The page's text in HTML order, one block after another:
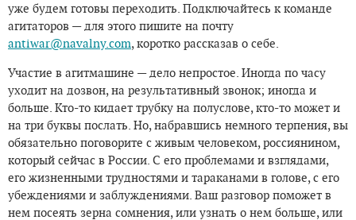
уже будем готовы переходить. Подключайтесь к команде
агитаторов — для этого пишите на почту
antiwar@navalny.com, коротко рассказав о себе.
Участие в агитмашине — дело непростое. Иногда по часу
уходит на дозвон, на результативный звонок; иногда и
больше. Кто-то кидает трубку на полуслове, кто-то может и
на три буквы послать. Но, набравшись немного терпения, вы
обязательно поговорите с живым человеком, россиянином,
который сейчас в России. С его проблемами и взглядами,
его жизненными трудностями и тараканами в голове, с его
убеждениями и заблуждениями. Ваш разговор поможет в
нем посеять зерна сомнения, или узнать о нем больше, или